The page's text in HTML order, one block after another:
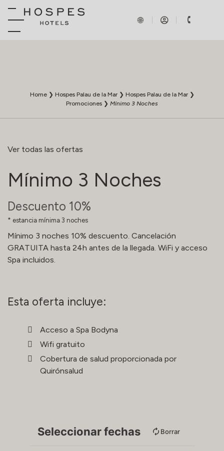
Home❯ Hospes Palau de la Mar❯ Hospes Palau de la Mar❯
Promociones ❯ Mínimo 3 Noches
Ver todas las ofertas
Mínimo 3 Noches
Descuento 10%
estancia mínima 3 noches
Mínimo 3 noches 10% descuento. Cancelación
GRATUITA hasta 24h antes de la llegada. WiFi y acceso
Spa incluidos.
Esta oferta incluye:
Acceso a Spa Bodyna
Wifi gratuito
Cobertura de salud proporcionada por
Quirónsalud
Seleccionar fechas Borrar